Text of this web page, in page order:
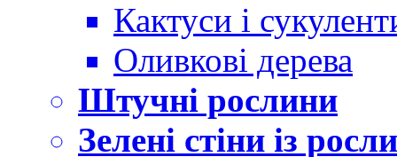
Кактуси і
Оливкові дерева
Штучні рослини
Зелені стіни із